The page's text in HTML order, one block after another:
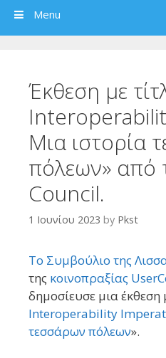
Menu
Έκθεση με
Μια ιστορία
πόλεων» από
Council.
1 Ιουνίου 2023 by Pkst
Το Συμβούλιο της
της κοινοπραξίας
δημοσίευσε μια έκθεση
Interoperability
τεσσάρων πόλεων».